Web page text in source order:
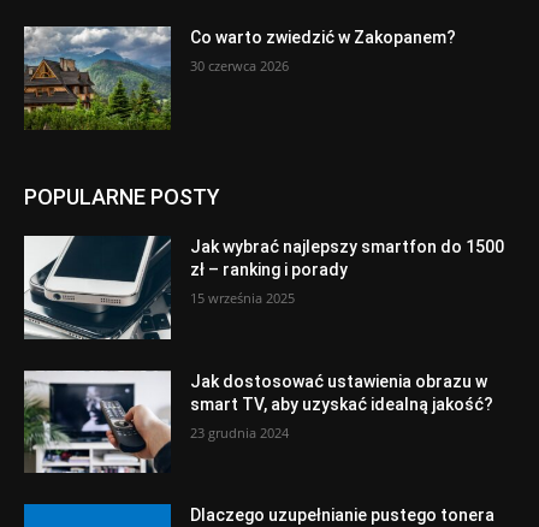
Co warto zwiedzić w Zakopanem?
30 czerwca 2026
POPULARNE POSTY
Jak wybrać najlepszy smartfon do 1500
zł – ranking i porady
15 września 2025
Jak dostosować ustawienia obrazu w
smart TV, aby uzyskać idealną jakość?
23 grudnia 2024
Dlaczego uzupełnianie pustego tonera